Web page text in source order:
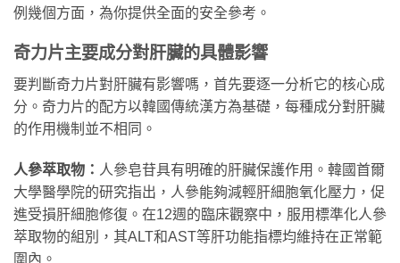
例幾個方面，為你提供全面的安全參考。
奇力片主要成分對肝臟的具體影響
要判斷奇力片對肝臟有影響嗎，首先要逐一分析它的核心成
分。奇力片的配方以韓國傳統漢方為基礎，每種成分對肝臟
的作用機制並不相同。
人參萃取物： 人參皂苷具有明確的肝臟保護作用。韓國首爾
大學醫學院的研究指出，人參能夠減輕肝細胞氧化壓力，促
進受損肝細胞修復。在12週的臨床觀察中，服用標準化人參
萃取物的組別，其ALT和AST等肝功能指標均維持在正常範
圍內。